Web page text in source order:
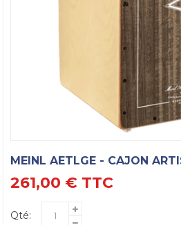
MEINL AETLGE - CAJON
261,00 € TTC
Qté: